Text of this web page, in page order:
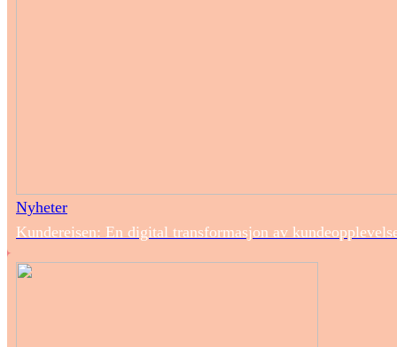
Nyheter
Kundereisen: En digital transformasjon av